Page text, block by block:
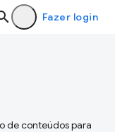
Fazer login
de conteúdos para